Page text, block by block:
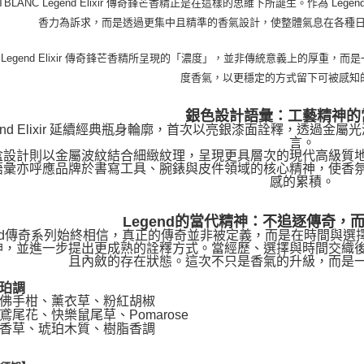
Legend Elixir 傳奇鋒芒香精正是在這樣的思維下所誕生。作為
香力為訴求，而是透過更集中且精準的香氣設計，使整體氣息在各種
Elixir 傳奇鋒芒香精所呈現的「濃度」，並非傳統意義上的厚重，而
度香氣，以更穩定的方式留下可被感知
銀色設計語彙：工藝精神
Elixir 延續經典瓶身輪廓，首次以亮銀漆面詮釋，透過金屬
言。
設計則以金屬波紋結合細緻紋理，呈現更具層次的現代高級質
亦呼應品牌於書寫工具、腕錶與皮件領域的核心精神，使香
感的累積。
Legend的當代精神：不追逐傳奇，
傳奇系列始終相信，真正的傳奇並非被定義，而是在時間與
並進一步提出更成熟的詮釋方式。當經歷、選擇與時間交織
且內斂的存在狀態。這次不只是香氣的升級，而是
調
手柑、薰衣草、粉紅胡椒
尾花、快樂鼠尾草、Pomarose
草、琥珀木質、樹脂香調